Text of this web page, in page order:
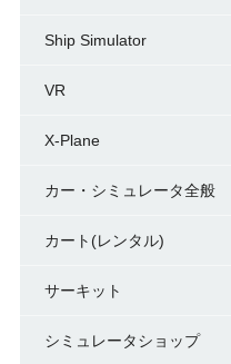
Ship Simulator
VR
X-Plane
カー・シミュレータ全般
カート(レンタル)
サーキット
シミュレータショップ